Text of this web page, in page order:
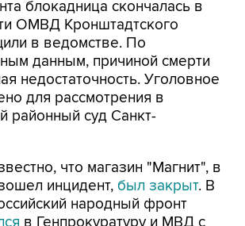
в ведомстве. По
данным, причиной смерти
недостаточность. Уголовное
для рассмотрения в
районный суд Санкт-
что магазин "Магнит", в
народный фронт
в Генпрокуратуру и МВД с
магазины торговой сети.